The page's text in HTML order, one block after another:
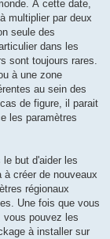
À cette date,
multiplier par deux
seule des
dans les
sont toujours rares.
à une zone
au sein des
de figure, il parait
les paramètres
but d'aider les
créer de nouveaux
régionaux
Une fois que vous
vous pouvez les
à installer sur